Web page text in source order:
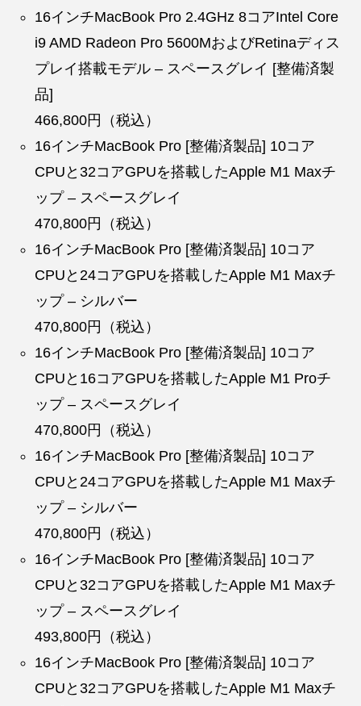
16インチMacBook Pro 2.4GHz 8コアIntel Core
i9 AMD Radeon Pro 5600MおよびRetinaディス
プレイ搭載モデル – スペースグレイ [整備済製
品]
466,800円（税込）
16インチMacBook Pro [整備済製品] 10コア
CPUと32コアGPUを搭載したApple M1 Maxチ
ップ – スペースグレイ
470,800円（税込）
16インチMacBook Pro [整備済製品] 10コア
CPUと24コアGPUを搭載したApple M1 Maxチ
ップ – シルバー
470,800円（税込）
16インチMacBook Pro [整備済製品] 10コア
CPUと16コアGPUを搭載したApple M1 Proチ
ップ – スペースグレイ
470,800円（税込）
16インチMacBook Pro [整備済製品] 10コア
CPUと24コアGPUを搭載したApple M1 Maxチ
ップ – シルバー
470,800円（税込）
16インチMacBook Pro [整備済製品] 10コア
CPUと32コアGPUを搭載したApple M1 Maxチ
ップ – スペースグレイ
493,800円（税込）
16インチMacBook Pro [整備済製品] 10コア
CPUと32コアGPUを搭載したApple M1 Maxチ